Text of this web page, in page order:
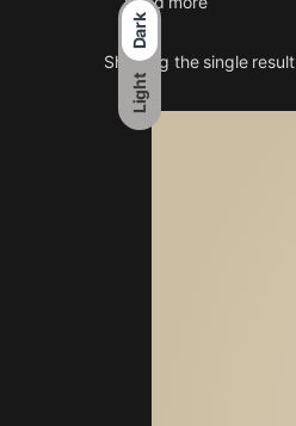
Dark
Light
Showing the single result